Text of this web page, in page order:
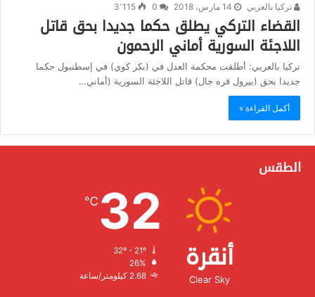
تركيا بالعربي 14 مارس، 2018 3٬115
القضاء التركي يطلق حكما جديدا بحق قاتل
اللاجئة السورية أماني الرحمون
تركيا بالعربي: أطلقت محكمة العدل في (بكر كوي) في إسطنبول حكما
جديدا بحق (بيرول قره جال) قاتل اللاجئة السورية (أماني…
أكمل القراءة »
الطقس
أنقرة
Clear Sky
32
℃
الرطوبة:
الرياح: